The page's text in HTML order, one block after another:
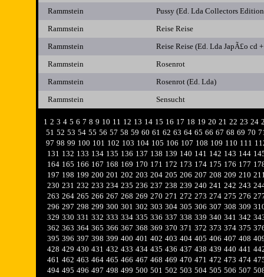
Rammstein
Pussy (Ed. Lda Collectors
Rammstein
Reise Reise
Rammstein
Reise Reise (Ed. Lda JapÃ£o cd
Rammstein
Rosenrot
Rammstein
Rosenrot (Ed. Lda)
Rammstein
Sensucht
1 2 3 4 5 6 7 8 9 10 11 12 13 14 15 16 17 18 19 20 21 22 23 24
51 52 53 54 55 56 57 58 59 60 61 62 63 64 65 66 67 68 69 70
97 98 99 100 101 102 103 104 105 106 107 108 109 110 111
131 132 133 134 135 136 137 138 139 140 141 142 143 144
164 165 166 167 168 169 170 171 172 173 174 175 176 177
197 198 199 200 201 202 203 204 205 206 207 208 209 210
230 231 232 233 234 235 236 237 238 239 240 241 242 243
263 264 265 266 267 268 269 270 271 272 273 274 275 276
296 297 298 299 300 301 302 303 304 305 306 307 308 309
329 330 331 332 333 334 335 336 337 338 339 340 341 342
362 363 364 365 366 367 368 369 370 371 372 373 374 375
395 396 397 398 399 400 401 402 403 404 405 406 407 408
428 429 430 431 432 433 434 435 436 437 438 439 440 441
461 462 463 464 465 466 467 468 469 470 471 472 473 474
494 495 496 497 498 499 500 501 502 503 504 505 506 507